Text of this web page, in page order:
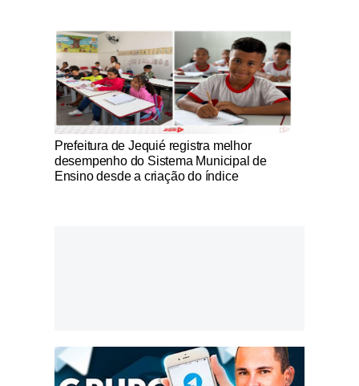
Notícias Católicas
Prefeitura de Jequié registra melhor
desempenho do Sistema Municipal de
Ensino desde a criação do índice